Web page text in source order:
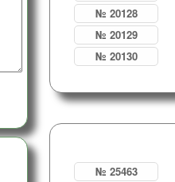
№ 20128
№ 20129
№ 20130
№ 25463